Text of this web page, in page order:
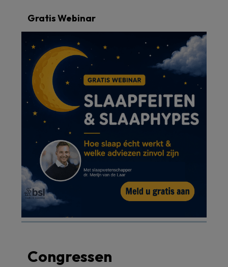
Gratis Webinar
Congressen